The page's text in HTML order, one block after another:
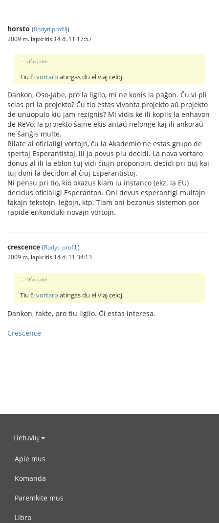
horsto (Rodyti profilį)
2009 m. lapkritis 14 d. 11:17:57
Oŝo-Jabe:
Tiu ĉivortaro atingas du el viaj celoj.
Dankon, Oso-Jabe, pro la ligilo, mi ne konis la paĝon. Ĉu vi pli
scias pri la projekto? Ĉu tio estas vivanta projekto aŭ projekto
de unuopulo kiu jam rezignis? Mi vidis ke ili kopiis la enhavon
de ReVo, la projekto ŝajne ekis antaŭ nelonge kaj ili ankoraŭ
ne ŝanĝis multe.
Rilate al oficialigi vortojn, ĉu la Akademio ne estas grupo de
spertaj Esperantistoj, ili ja povus plu decidi. La nova vortaro
donus al ili la eblon tuj vidi ĉiujn proponojn, decidi pri tiuj kaj
tuj doni la decidon al ĉiuj Esperantistoj.
Ni pensu pri tio, kio okazus kiam iu instanco (ekz. la EU)
decidus oficialigi Esperanton. Oni devus esperantigi multajn
fakajn tekstojn, leĝojn, ktp. Tiam oni bezonus sistemon por
rapide enkonduki novajn vortojn.
crescence (Rodyti profilį)
2009 m. lapkritis 14 d. 11:34:13
Oŝo-Jabe:
Tiu ĉivortaro atingas du el viaj celoj.
Dankon, fakte, pro tiu ligilo. Ĝi estas interesa.
Crescence
Lietuvių
Apie mus
Komanda
Paremkite mus
Libro